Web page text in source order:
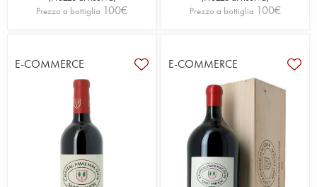
Prezzo a bottiglia 100€ Prezzo a bottiglia 100€
E-COMMERCE E-COMMERCE